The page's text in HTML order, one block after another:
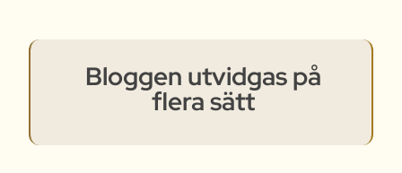
Bloggen utvidgas på
flera sätt